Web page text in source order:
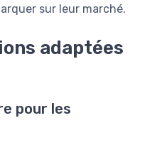
sur leur marché.
adaptées
pour les